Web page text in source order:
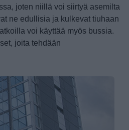
joten niillä voi siirtyä asemilta
ne edullisia ja kulkevat tiuhaan
voi käyttää myös bussia.
joita tehdään